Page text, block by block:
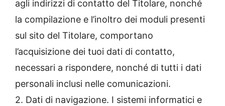
agli indirizzi di contatto del Titolare, nonché
la compilazione e l’inoltro dei moduli presenti
sul sito del Titolare, comportano
l’acquisizione dei tuoi dati di contatto,
necessari a rispondere, nonché di tutti i dati
personali inclusi nelle comunicazioni.
2. Dati di navigazione. I sistemi informatici e